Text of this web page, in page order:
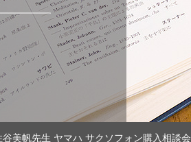
谷美帆先生 ヤマハ サクソフォン購入相談会